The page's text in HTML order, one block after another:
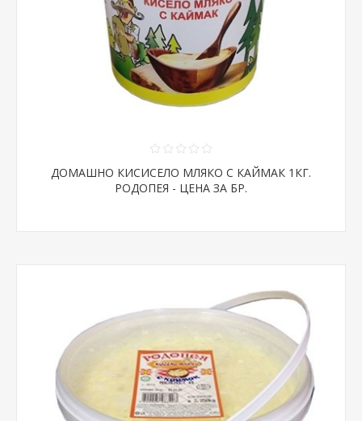
ДОМАШНО КИСИСЕЛО МЛЯКО С КАЙМАК 1КГ.
РОДОПЕЯ - ЦЕНА ЗА БР.